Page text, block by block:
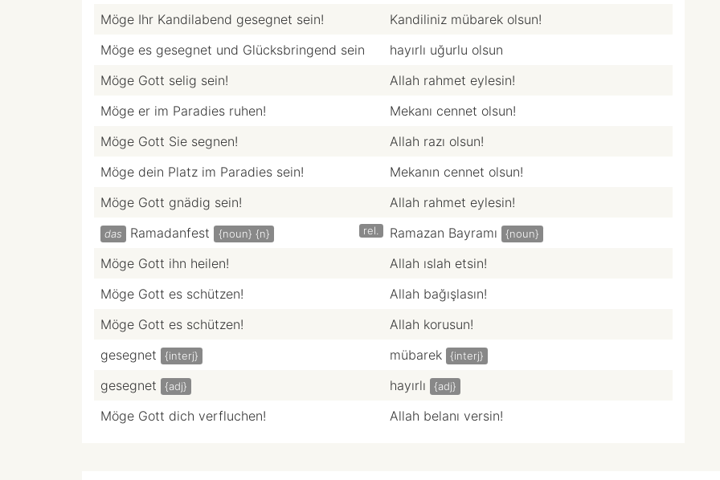
Möge Ihr Kandilabend gesegnet sein!
Kandiliniz mübarek olsun!
Möge es gesegnet und Glücksbringend sein
hayırlı uğurlu olsun
Möge Gott selig sein!
Allah rahmet eylesin!
Möge er im Paradies ruhen!
Mekanı cennet olsun!
Möge Gott Sie segnen!
Allah razı olsun!
Möge dein Platz im Paradies sein!
Mekanın cennet olsun!
Möge Gott gnädig sein!
Allah rahmet eylesin!
das Ramadanfest {noun} {n} rel. Ramazan Bayramı {noun}
Möge Gott ihn heilen!
Allah ıslah etsin!
Möge Gott es schützen!
Allah bağışlasın!
Möge Gott es schützen!
Allah korusun!
gesegnet
{interj} mübarek {interj}
gesegnet {adj} hayırlı {adj}
Möge Gott dich verfluchen! Allah belanı versin!